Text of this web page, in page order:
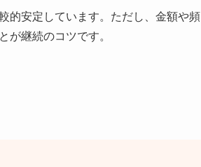
的安定しています。ただし、金額や頻
が継続のコツです。